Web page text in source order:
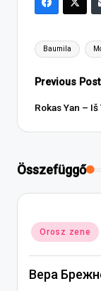
Tags:
Baumila
Post
Previous Post
Rokas Yan – Iš
Összefüggő
Posted
in
Orosz zene
Вера